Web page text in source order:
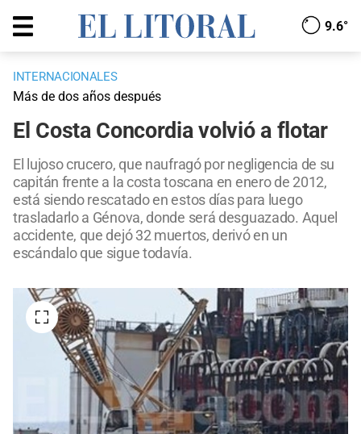
9.6°
INTERNACIONALES
Más de dos años después
El Costa Concordia volvió a flotar
El lujoso crucero, que naufragó por negligencia de su
capitán frente a la costa toscana en enero de 2012,
está siendo rescatado en estos días para luego
trasladarlo a Génova, donde será desguazado. Aquel
accidente, que dejó 32 muertos, derivó en un
escándalo que sigue todavía.